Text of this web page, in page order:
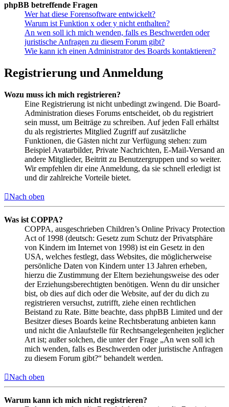
phpBB betreffende Fragen
Wer hat diese Forensoftware entwickelt?
Warum ist Funktion x oder y nicht enthalten?
An wen soll ich mich wenden, falls es Beschwerden oder
juristische Anfragen zu diesem Forum gibt?
Wie kann ich einen Administrator des Boards kontaktieren?
Registrierung und Anmeldung
Wozu muss ich mich registrieren?
Eine Registrierung ist nicht unbedingt zwingend. Die Board-
Administration dieses Forums entscheidet, ob du registriert
sein musst, um Beiträge zu schreiben. Auf jeden Fall erhältst
du als registriertes Mitglied Zugriff auf zusätzliche
Funktionen, die Gästen nicht zur Verfügung stehen: zum
Beispiel Avatarbilder, Private Nachrichten, E-Mail-Versand an
andere Mitglieder, Beitritt zu Benutzergruppen und so weiter.
Wir empfehlen dir eine Anmeldung, da sie schnell erledigt ist
und dir zahlreiche Vorteile bietet.
Nach oben
Was ist COPPA?
COPPA, ausgeschrieben Children’s Online Privacy Protection
Act of 1998 (deutsch: Gesetz zum Schutz der Privatsphäre
von Kindern im Internet von 1998) ist ein Gesetz in den
USA, welches festlegt, dass Websites, die möglicherweise
persönliche Daten von Kindern unter 13 Jahren erheben,
hierzu die Zustimmung der Eltern beziehungsweise des oder
der Erziehungsberechtigten benötigen. Wenn du dir unsicher
bist, ob dies auf dich oder die Website, auf der du dich zu
registrieren versuchst, zutrifft, ziehe einen rechtlichen
Beistand zu Rate. Bitte beachte, dass phpBB Limited und der
Besitzer dieses Boards keine Rechtsberatung anbieten kann
und nicht die Anlaufstelle für Rechtsangelegenheiten jeglicher
Art ist; außer solchen, die unter der Frage „An wen soll ich
mich wenden, falls es Beschwerden oder juristische Anfragen
zu diesem Forum gibt?“ behandelt werden.
Nach oben
Warum kann ich mich nicht registrieren?